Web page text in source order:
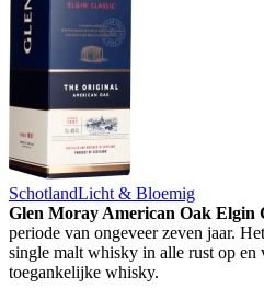
SchotlandLicht & Bloemig
Glen Moray American Oak Elgin
periode van ongeveer zeven jaar.
single malt whisky in alle rust op en
toegankelijke whisky.